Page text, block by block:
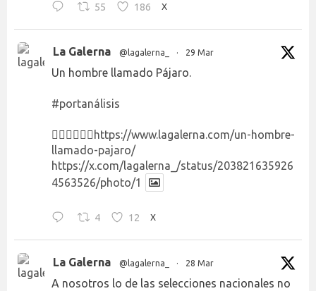
55 186 X
La Galerna @lagalerna_ · 29 Mar
Un hombre llamado Pájaro.
#portanálisis
👉🏻👉🏻👉🏻 https://www.lagalerna.com/un-hombre-
llamado-pajaro/
https://x.com/lagalerna_/status/203821635926
4563526/photo/1
4 12 X
La Galerna @lagalerna_ · 28 Mar
A nosotros lo de las selecciones nacionales no